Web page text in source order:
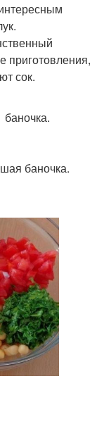
приготовления,
сок.
баночка.
баночка.